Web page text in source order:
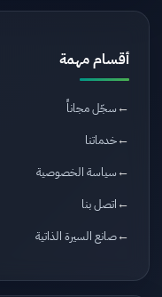
أقسام مهمة
سجّل مجاناً
خدماتنا
سياسة الخصوصية
اتصل بنا
صانع السيرة الذاتية